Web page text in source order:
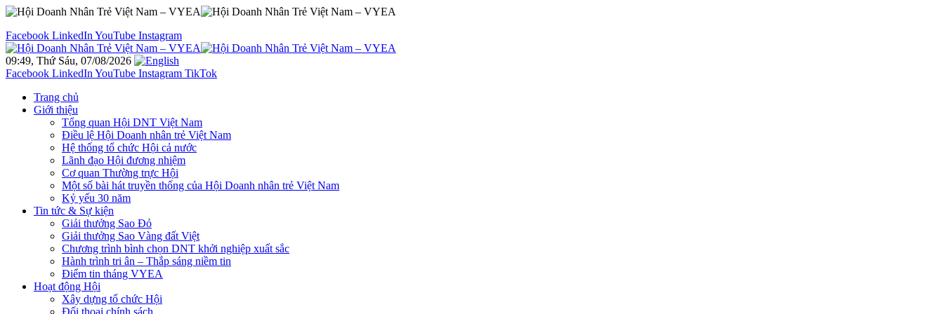
Facebook LinkedIn YouTube Instagram
09:49, Thứ Sáu, 07/08/2026
Facebook LinkedIn YouTube Instagram TikTok
Trang chủ
Giới thiệu
Tổng quan Hội DNT Việt Nam
Điều lệ Hội Doanh nhân trẻ Việt Nam
Hệ thống tổ chức Hội cả nước
Lãnh đạo Hội đương nhiệm
Cơ quan Thường trực Hội
Một số bài hát truyền thống của Hội Doanh nhân trẻ Việt Nam
Kỷ yếu 30 năm
Tin tức & Sự kiện
Giải thưởng Sao Đỏ
Giải thưởng Sao Vàng đất Việt
Chương trình bình chọn DNT khởi nghiệp xuất sắc
Hành trình tri ân – Thắp sáng niềm tin
Điểm tin tháng VYEA
Hoạt động Hội
Xây dựng tổ chức Hội
Đối thoại chính sách